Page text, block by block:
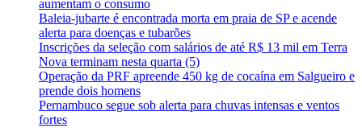
aumentam o consumo
Baleia-jubarte é encontrada morta em praia de SP e acende
alerta para doenças e tubarões
Inscrições da seleção com salários de até R$ 13 mil em Terra
Nova terminam nesta quarta (5)
Operação da PRF apreende 450 kg de cocaína em Salgueiro e
prende dois homens
Pernambuco segue sob alerta para chuvas intensas e ventos
fortes